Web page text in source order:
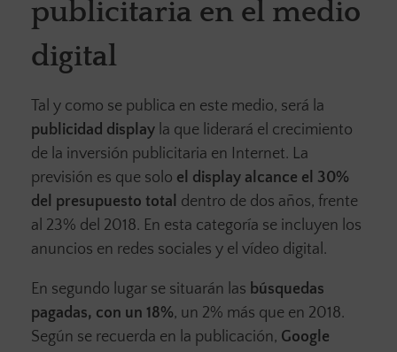
publicitaria en el medio
digital
Tal y como se publica en este medio, será la
publicidad display la que liderará el crecimiento
de la inversión publicitaria en Internet. La
previsión es que solo el display alcance el 30%
del presupuesto total dentro de dos años, frente
al 23% del 2018. En esta categoría se incluyen los
anuncios en redes sociales y el vídeo digital.
En segundo lugar se situarán las búsquedas
pagadas, con un 18%, un 2% más que en 2018.
Según se recuerda en la publicación, Google